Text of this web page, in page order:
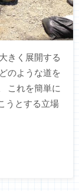
きく展開する
のような道を
これを簡単に
うとする立場